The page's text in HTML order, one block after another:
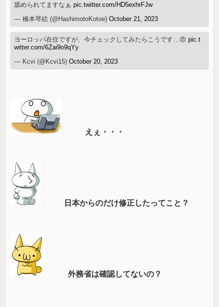
舐められてますなぁpic.twitter.com/HD5exhrFJw
— 橋本琴絵 (@HashimotoKotoe)October 21, 2023
ヨーロッパ在住ですが、今チェックしてみたらこうです…😠pic.t
witter.com/6Zai9o9qYy
— Kcvi (@Kcvi15)October 20, 2023
えぇ・・・
日本からのだけ修正したってこと？
外務省は確認してないの？